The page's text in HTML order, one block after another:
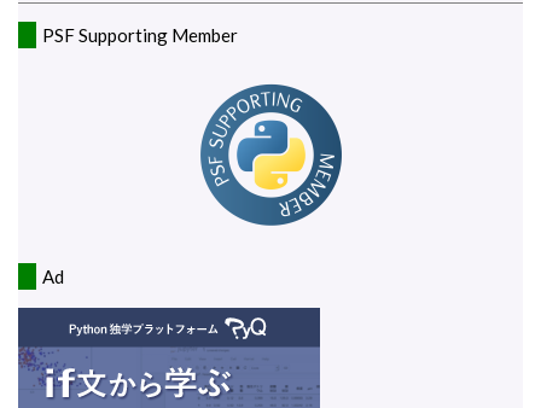
PSF Supporting Member
Ad